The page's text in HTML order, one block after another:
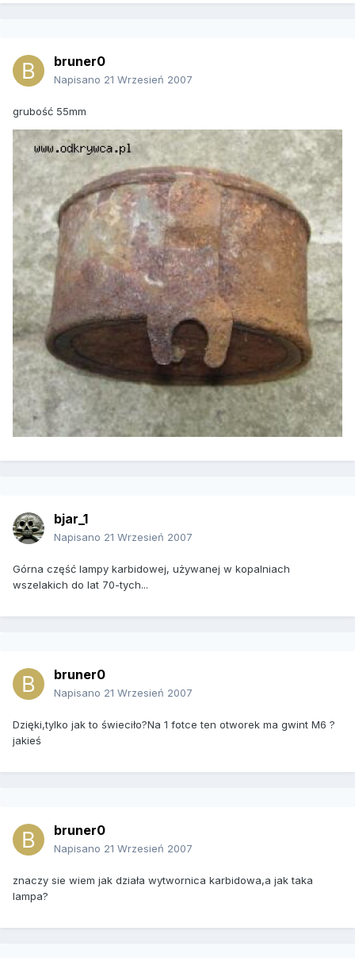
bruner0
Napisano 21 Wrzesień 2007
grubość 55mm
bjar_1
Napisano 21 Wrzesień 2007
Górna część lampy karbidowej, używanej w kopalniach
wszelakich do lat 70-tych...
bruner0
Napisano 21 Wrzesień 2007
Dzięki,tylko jak to świeciło?Na 1 fotce ten otworek ma gwint M6 ?
jakieś
bruner0
Napisano 21 Wrzesień 2007
znaczy sie wiem jak działa wytwornica karbidowa,a jak taka
lampa?